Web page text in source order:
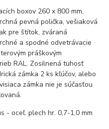
boxov 260 x 800 mm,
pevná polička, vešiaková
pre štítok, zváraná
a spodné odvetrávacie
práškovým
RAL. Zosilnená tuhosť
zámka 2 ks kľúčov, alebo
zámka nie je súčasťou
- oceľ. plech hr. 0,7-1,0 mm